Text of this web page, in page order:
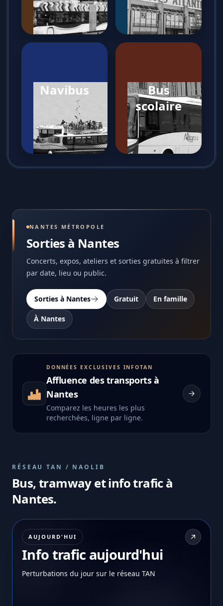
Navibus
Bus
scolaire
NANTES MÉTROPOLE
Sorties à Nantes
Concerts, expos, ateliers et sorties gratuites à filtrer
par date, lieu ou public.
Sorties à Nantes Gratuit En famille
À Nantes
DONNÉES EXCLUSIVES INFOTAN
Affluence des transports à
Nantes
Comparez les heures les plus
recherchées, ligne par ligne.
RÉSEAU TAN / NAOLIB
Bus, tramway et info trafic à
Nantes.
AUJOURD'HUI
Info trafic aujourd'hui
Perturbations du jour sur le réseau TAN